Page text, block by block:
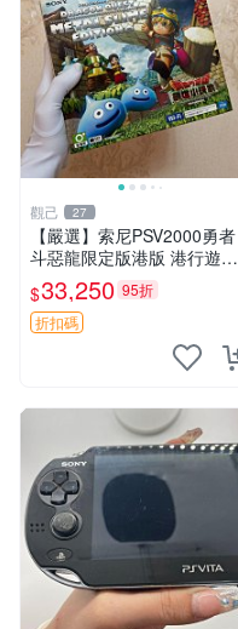
觀己 27
【嚴選】索尼PSV2000勇者
斗惡龍限定版港版 港行遊戲
機 盒包未拆 全新耳塞未開封
收藏佳品 PSV2000 勇者鬥惡
龍 盒包
$33,250 95折
折扣碼